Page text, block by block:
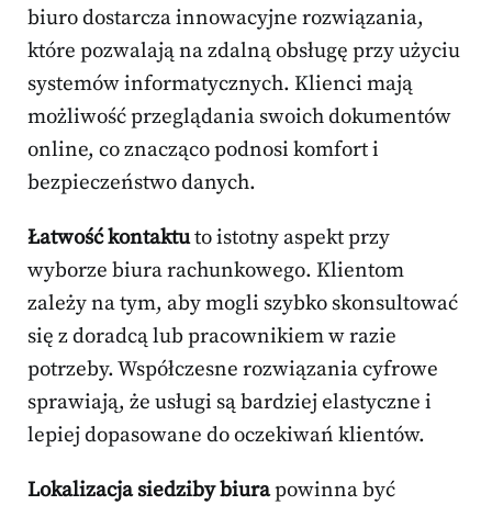
biuro dostarcza innowacyjne rozwiązania,
które pozwalają na zdalną obsługę przy użyciu
systemów informatycznych. Klienci mają
możliwość przeglądania swoich dokumentów
online, co znacząco podnosi komfort i
bezpieczeństwo danych.
Łatwość kontaktuto istotny aspekt przy
wyborze biura rachunkowego. Klientom
zależy na tym, aby mogli szybko skonsultować
się z doradcą lub pracownikiem w razie
potrzeby. Współczesne rozwiązania cyfrowe
sprawiają, że usługi są bardziej elastyczne i
lepiej dopasowane do oczekiwań klientów.
Lokalizacja siedziby biurapowinna być